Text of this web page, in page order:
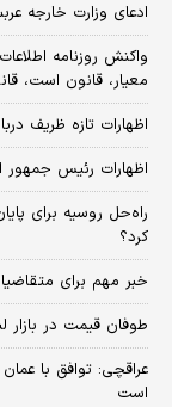
ادعای وزارت خارجه
واکنش روزنامه
معیار، قانون است،
اظهارات تازه ظریف
اظهارات رئیس جمهور
راه‌حل روسیه برای
کرد؟
خبر مهم برای متقاضیان خرید
طوفان قیمت در
عراقچی: توافق با
است